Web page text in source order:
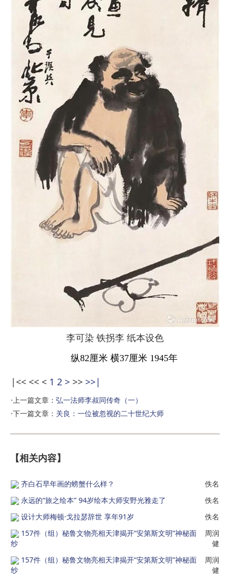
李可染 铁拐李 纸本设色
纵82厘米 横37厘米 1945年
|<< << < 1 2 > >> >>|
·上一篇文章： 弘一法师李叔同传奇（一）
·下一篇文章： 关良：一位被忽视的二十世纪大师
【相关内容】
齐白石早年画的螃蟹什么样？
佚名
永远的“旅之绘本” 94岁绘本大师安野光雅走了
佚名
设计大师梅顿·戈拉瑟辞世 享年91岁
佚名
157件（组）秘鲁文物亮相天津揭开“安第斯文明”神秘面
纱
周润
健
157件（组）秘鲁文物亮相天津揭开“安第斯文明”神秘面
纱
周润
健